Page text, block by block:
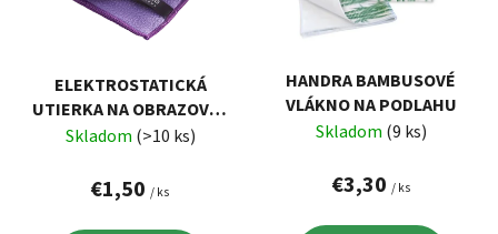
ELEKTROSTATICKÁ
UTIERKA NA OBRAZOVKY
A MONITORY 30X30 CM
Skladom (>10 ks)
€1,50 / ks
HANDRA BAMBUSOVÉ
VLÁKNO NA PODLAHU
Skladom (9 ks)
€3,30 / ks